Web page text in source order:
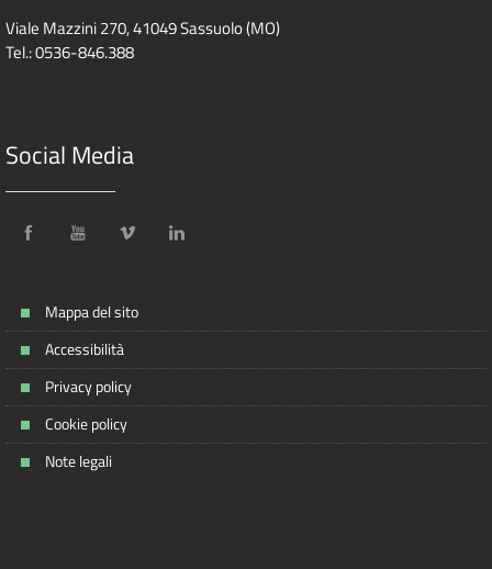
Viale Mazzini 270, 41049 Sassuolo (MO)
Tel.: 0536-846.388
Social Media
Mappa del sito
Accessibilità
Privacy policy
Cookie policy
Note legali